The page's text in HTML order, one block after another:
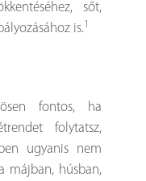
sőt,
is.1
fontos, ha
folytatsz,
ugyanis nem
májban, húsban,